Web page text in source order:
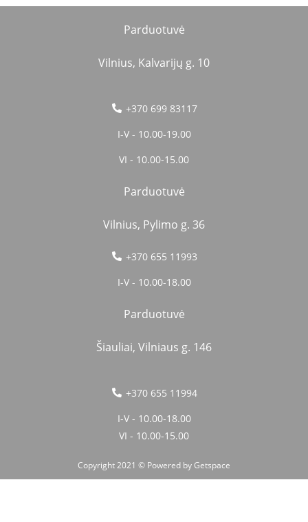
Parduotuvė
Vilnius, Kalvarijų g. 10
+370 699 83117
I-V - 10.00-19.00
VI - 10.00-15.00
Parduotuvė
Vilnius, Pylimo g. 36
+370 655 11993
I-V - 10.00-18.00
Parduotuvė
Šiauliai, Vilniaus g. 146
+370 655 11994
I-V - 10.00-18.00
VI - 10.00-15.00
Copyright 2021 © Powered byGetspace